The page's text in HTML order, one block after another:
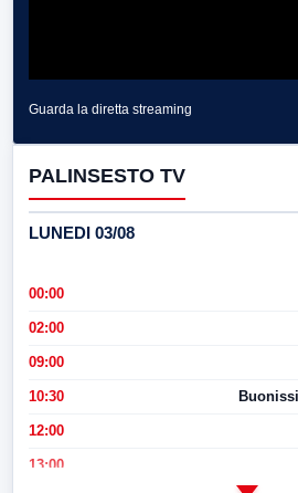
Guarda la diretta streaming
PALINSESTO TV
LUNEDI 03/08
00:00
02:00
09:00
10:30
12:00
13:00